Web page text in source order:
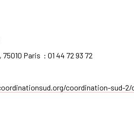
75010 Paris : 01 44 72 93 72
coordination-sud-